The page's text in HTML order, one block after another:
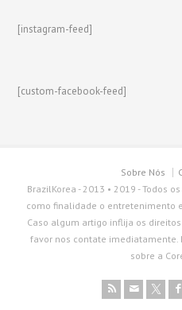
[instagram-feed]
[custom-facebook-feed]
Sobre Nós
BrazilKorea - 2013 • 2019 - Todos
como finalidade o entretenimento
Caso algum artigo inflija os
favor nos contate imediatamente.
sobre a